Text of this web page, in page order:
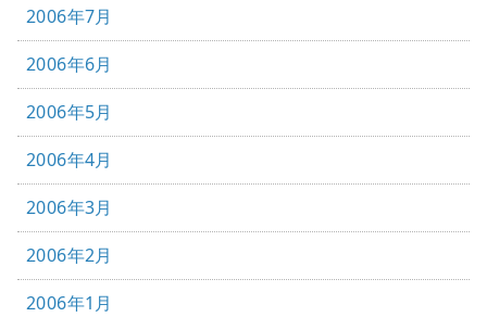
2006年7月
2006年6月
2006年5月
2006年4月
2006年3月
2006年2月
2006年1月